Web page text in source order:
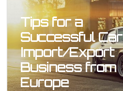
Tips for a
Successful Car
Import/Export
Business from
Europe